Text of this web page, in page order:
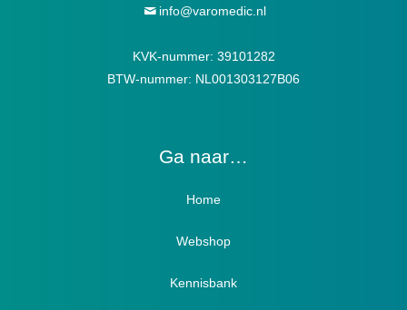
info@varomedic.nl
KVK-nummer: 39101282
BTW-nummer: NL001303127B06
Ga naar…
Home
Webshop
Verbandschoenen / Verbandsloffen
Kennisbank